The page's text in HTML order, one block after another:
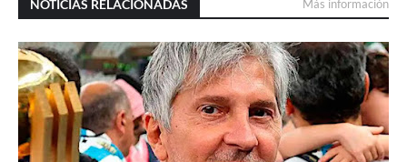
NOTICIAS RELACIONADAS Más información